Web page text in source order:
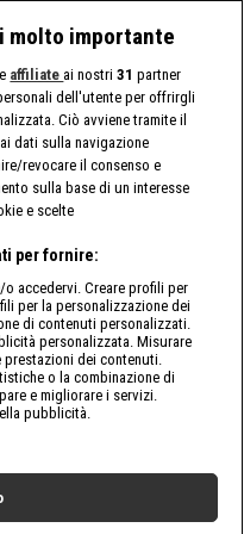
molto importante
affiliate ai nostri31 partner
dell'utente per offrirgli
Ciò avviene tramite il
dati sulla navigazione
revocare il consenso e
sulla base di un interesse
e scelte
per fornire:
accedervi. Creare profili per
per la personalizzazione dei
di contenuti personalizzati.
personalizzata. Misurare
prestazioni dei contenuti.
o la combinazione di
e migliorare i servizi.
pubblicità.